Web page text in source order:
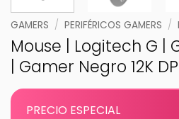
GAMERS / PERIFÉRICOS GAMERS /
Mouse | Logitech G |
| Gamer Negro 12K
PRECIO ESPECIAL